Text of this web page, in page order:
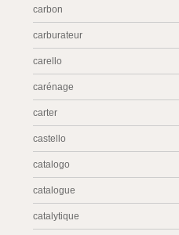
carbon
carburateur
carello
carénage
carter
castello
catalogo
catalogue
catalytique